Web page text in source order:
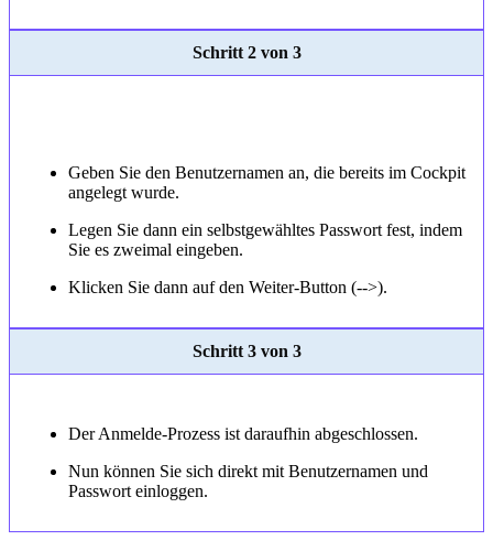
Schritt 2 von 3
Geben Sie den Benutzernamen an, die bereits im Cockpit
angelegt wurde.
Legen Sie dann ein selbstgewähltes Passwort fest, indem
Sie es zweimal eingeben.
Klicken Sie dann auf den Weiter-Button (-->).
Schritt 3 von 3
Der Anmelde-Prozess ist daraufhin abgeschlossen.
Nun können Sie sich direkt mit Benutzernamen und
Passwort einloggen.